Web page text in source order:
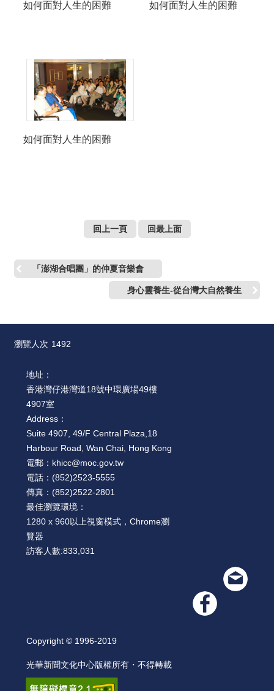
如何面對人生的困難 如何面對人生的困難
如何面對人生的困難
回上一頁 回最上面
「澎湖合唱團」的仲夏音樂會
身心靈養生-從台灣大自然養生
瀏覽人次 1492
地址：
香港灣仔港灣道18號中環廣場49樓
4907室
Address：
Suite 4907, 49/F Central Plaza,18
Harbour Road, Wan Chai, Hong Kong
電郵： khicc@moc.gov.tw
電話： (852)2523-5555
傳真： (852)2522-2801
最佳瀏覽環境：
1280 x 960以上視窗模式，Chrome瀏
覽器
訪客人數:833,031
Copyright © 1996-2019
光華新聞文化中心版權所有・不得轉載